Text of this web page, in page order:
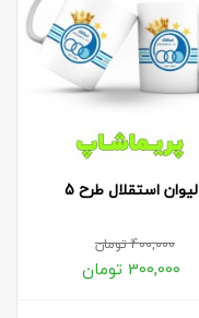
لیوان استقلال طرح 5
400,000تومان
300,000 تومان